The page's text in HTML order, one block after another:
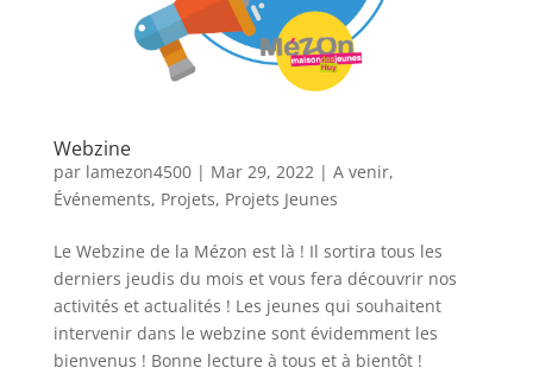
Webzine
par lamezon4500| Mar 29, 2022 | A venir,
Événements, Projets, Projets Jeunes
Le Webzine de la Mézon est là ! Il sortira tous les
derniers jeudis du mois et vous fera découvrir nos
activités et actualités ! Les jeunes qui souhaitent
intervenir dans le webzine sont évidemment les
bienvenus ! Bonne lecture à tous et à bientôt !